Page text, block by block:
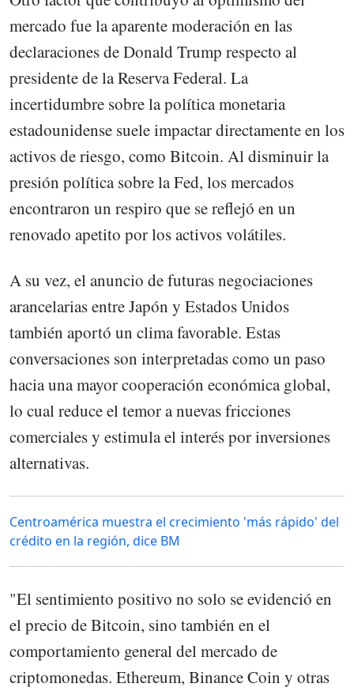
mercado fue la aparente moderación en las
declaraciones de Donald Trump respecto al
presidente de la Reserva Federal. La
incertidumbre sobre la política monetaria
estadounidense suele impactar directamente en los
activos de riesgo, como Bitcoin. Al disminuir la
presión política sobre la Fed, los mercados
encontraron un respiro que se reflejó en un
renovado apetito por los activos volátiles.
A su vez, el anuncio de futuras negociaciones
arancelarias entre Japón y Estados Unidos
también aportó un clima favorable. Estas
conversaciones son interpretadas como un paso
hacia una mayor cooperación económica global,
lo cual reduce el temor a nuevas fricciones
comerciales y estimula el interés por inversiones
alternativas.
Centroamérica muestra el crecimiento 'más rápido' del
crédito en la región, dice BM
"El sentimiento positivo no solo se evidenció en
el precio de Bitcoin, sino también en el
comportamiento general del mercado de
criptomonedas. Ethereum, Binance Coin y otras